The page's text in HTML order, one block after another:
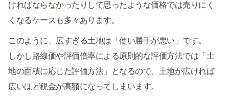
ければならなかったりして思ったような価格では売りにく
くなるケースも多々あります。
このように、広すぎる土地は「使い勝手が悪い」です。
しかし路線価や評価倍率による原則的な評価方法では「土
地の面積に応じた評価方法」となるので、土地が広ければ
広いほど税金が高額になってしまいます。